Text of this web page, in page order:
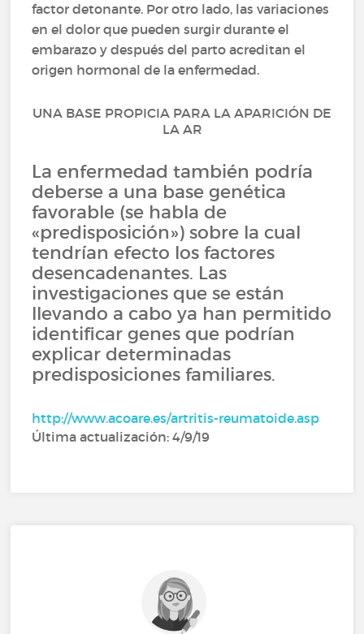
factor detonante. Por otro lado, las variaciones
en el dolor que pueden surgir durante el
embarazo y después del parto acreditan el
origen hormonal de la enfermedad.
UNA BASE PROPICIA PARA LA APARICIÓN DE
LA AR
La enfermedad también podría
deberse a una base genética
favorable (se habla de
«predisposición») sobre la cual
tendrían efecto los factores
desencadenantes. Las
investigaciones que se están
llevando a cabo ya han permitido
identificar genes que podrían
explicar determinadas
predisposiciones familiares.
http://www.acoare.es/artritis-reumatoide.asp
Última actualización: 4/9/19